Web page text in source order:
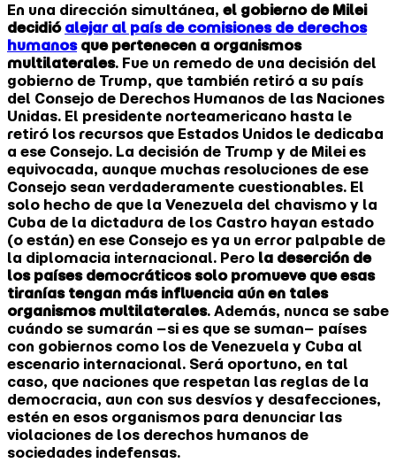
En una dirección simultánea, el gobierno de Milei
decidió alejar al país de comisiones de derechos
humanosque pertenecen a organismos
multilaterales. Fue un remedo de una decisión del
gobierno de Trump, que también retiró a su país
del Consejo de Derechos Humanos de las Naciones
Unidas. El presidente norteamericano hasta le
retiró los recursos que Estados Unidos le dedicaba
a ese Consejo. La decisión de Trump y de Milei es
equivocada, aunque muchas resoluciones de ese
Consejo sean verdaderamente cuestionables. El
solo hecho de que la Venezuela del chavismo y la
Cuba de la dictadura de los Castro hayan estado
(o están) en ese Consejo es ya un error palpable de
la diplomacia internacional. Pero la deserción de
los países democráticos solo promueve que esas
tiranías tengan más influencia aún en tales
organismos multilaterales. Además, nunca se sabe
cuándo se sumarán −si es que se suman− países
con gobiernos como los de Venezuela y Cuba al
escenario internacional. Será oportuno, en tal
caso, que naciones que respetan las reglas de la
democracia, aun con sus desvíos y desafecciones,
estén en esos organismos para denunciar las
violaciones de los derechos humanos de
sociedades indefensas.